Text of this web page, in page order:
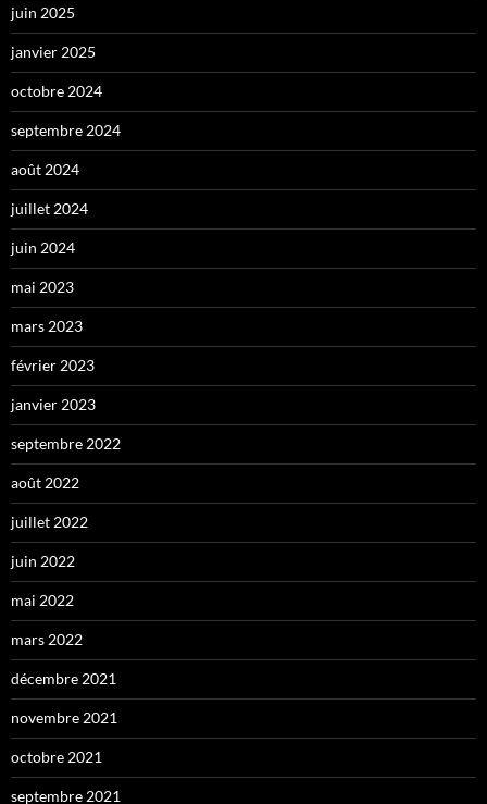
juin 2025
janvier 2025
octobre 2024
septembre 2024
août 2024
juillet 2024
juin 2024
mai 2023
mars 2023
février 2023
janvier 2023
septembre 2022
août 2022
juillet 2022
juin 2022
mai 2022
mars 2022
décembre 2021
novembre 2021
octobre 2021
septembre 2021